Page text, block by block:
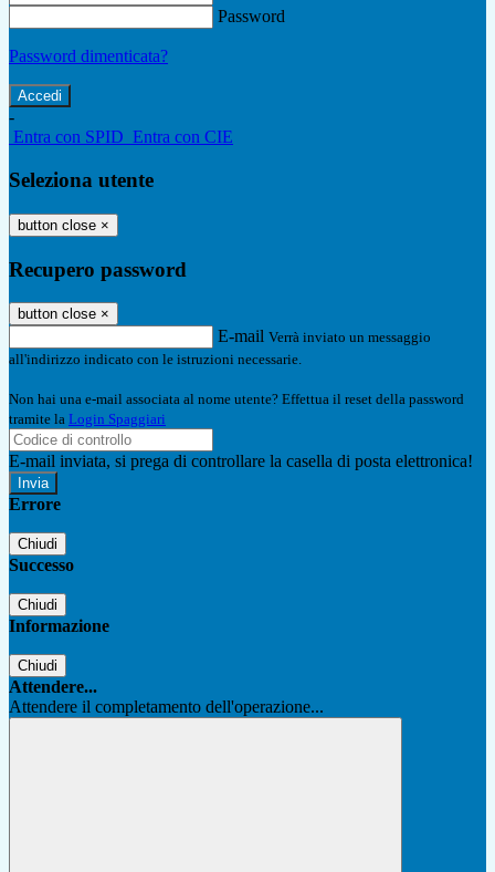
Password
Password dimenticata?
-
Entra con SPID Entra con CIE
Seleziona utente
button close ×
Recupero password
button close ×
E-mail Verrà inviato un messaggio
all'indirizzo indicato con le istruzioni necessarie.
Non hai una e-mail associata al nome utente? Effettua il reset della password
tramite la Login Spaggiari
E-mail inviata, si prega di controllare la casella di posta elettronica!
Errore
Chiudi
Successo
Chiudi
Informazione
Chiudi
Attendere...
Attendere il completamento dell'operazione...